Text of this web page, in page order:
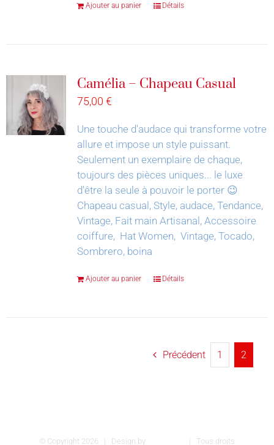
Ajouter au panier Détails
Camélia – Chapeau Casual
75,00 €
Une touche d'audace qui transforme votre
allure et impose un style puissant.
Seulement un exemplaire de chaque,
toujours des pièces uniques... le luxe
d'être la seule à pouvoir le porter 😉
Chapeau casual, Style, audace, Tendance,
Vintage, Fait main Artisanal, Accessoire
coiffure, Hat Women, Vintage, Tocado,
Sombrero, boina
Ajouter au panier Détails
Précédent 1 2
© Copyright 2026 | Design by | Tous droits